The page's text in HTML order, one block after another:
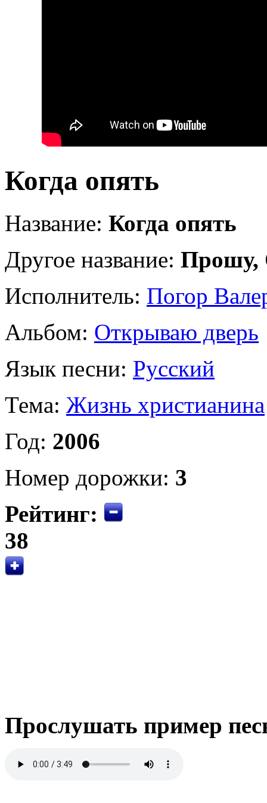
Когда опять
Название: Когда опять
Другое название: Прошу,
Исполнитель: Погор
Альбом: Открываю дверь
Язык песни: Русский
Тема: Жизнь христианина
Год: 2006
Номер дорожки: 3
Рейтинг:
38
Прослушать пример